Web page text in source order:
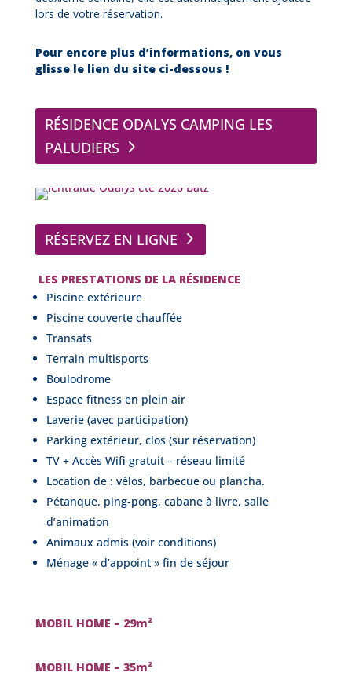
lors de votre réservation.
Pour encore plus d’informations, on vous
glisse le lien du site ci-dessous !
RÉSIDENCE ODALYS CAMPING LES
PALUDIERS
RÉSERVEZ EN LIGNE
LES PRESTATIONS DE LA RÉSIDENCE
Piscine extérieure
Piscine couverte chauffée
Transats
Terrain multisports
Boulodrome
Espace fitness en plein air
Laverie (avec participation)
Parking extérieur, clos (sur réservation)
TV + Accès Wifi gratuit – réseau limité
Location de : vélos, barbecue ou plancha.
Pétanque, ping-pong, cabane à livre, salle
d’animation
Animaux admis (voir conditions)
Ménage « d’appoint » fin de séjour
MOBIL HOME – 29m²
MOBIL HOME – 35m²